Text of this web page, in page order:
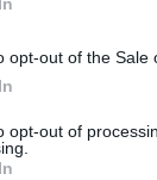
opt-out of the Sale
opt-out of
w samym
przejawy